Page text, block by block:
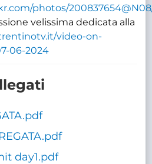
photos/
velissima dedicata alla
video-on-
06-2024
day1.pdf